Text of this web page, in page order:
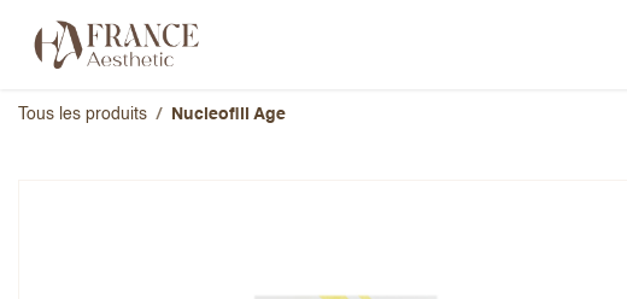
Tous les produits Nucleofill Age